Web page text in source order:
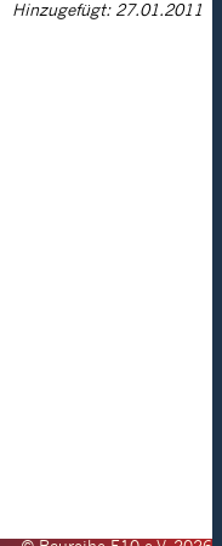
Hinzugefügt: 27.01.2011